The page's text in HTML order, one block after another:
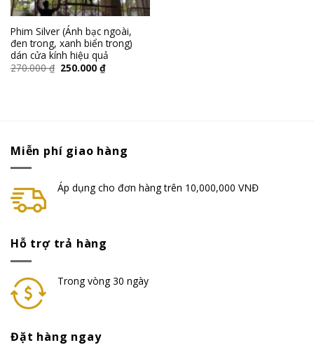
Phim Silver (Ánh bạc ngoài,
đen trong, xanh biển trong)
dán cửa kính hiệu quả
270.000₫ 250.000 ₫
Miễn phí giao hàng
Áp dụng cho đơn hàng trên 10,000,000 VNĐ
Hỗ trợ trả hàng
Trong vòng 30 ngày
Đặt hàng ngay